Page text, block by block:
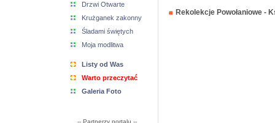
Drzwi Otwarte
Krużganek zakonny
Śladami świętych
Moja modlitwa
Listy od Was
Warto przeczytać
Galeria Foto
-- Partnerzy portalu --
Rekolekcje Powołaniowe -